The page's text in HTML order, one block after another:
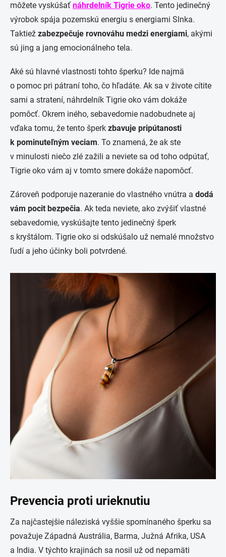
môžete vyskúšať náhrdelník Tigrie oko. Tento jedinečný
výrobok spája pozemskú energiu s energiami Slnka.
Taktiež zabezpečuje rovnováhu medzi energiami, akými
sú jing a jang emocionálneho tela.
Aké sú hlavné vlastnosti tohto šperku? Ide najmä
o pomoc pri pátraní toho, čo hľadáte. Ak sa v živote cítite
sami a stratení, náhrdelník Tigrie oko vám dokáže
pomôcť. Okrem iného, sebavedomie nadobudnete aj
vďaka tomu, že tento šperk zbavuje pripútanosti
k pominuteľným veciam. To znamená, že ak ste
v minulosti niečo zlé zažili a neviete sa od toho odpútať,
Tigrie oko vám aj v tomto smere dokáže napomôcť.
Zároveň podporuje nazeranie do vlastného vnútra a dodá
vám pocit bezpečia. Ak teda neviete, ako zvýšiť vlastné
sebavedomie, vyskúšajte tento jedinečný šperk
s kryštálom. Tigrie oko si odskúšalo už nemalé množstvo
ľudí a jeho účinky boli potvrdené.
Prevencia proti urieknutiu
Za najčastejšie náleziská vyššie spomínaného šperku sa
považuje Západná Austrália, Barma, Južná Afrika, USA
a India. V týchto krajinách sa nosil už od nepamäti